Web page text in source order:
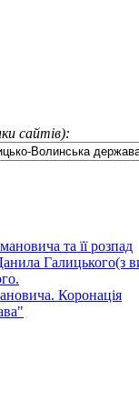
сайтів):
та її розпад
Коронація